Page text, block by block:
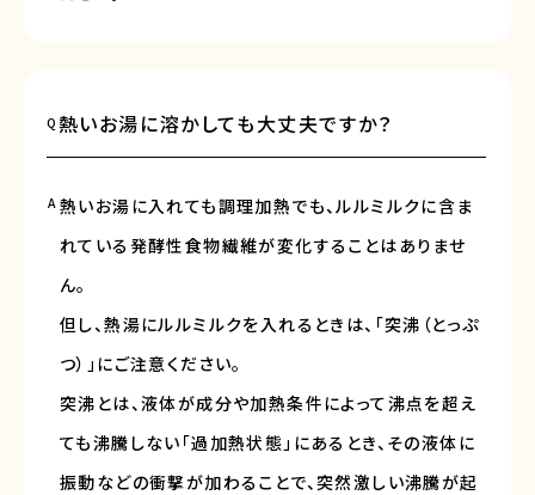
Q 熱いお湯に溶かしても大丈夫ですか？
A 熱いお湯に入れても調理加熱でも、ルルミルクに含ま
れている発酵性食物繊維が変化することはありませ
ん。
但し、熱湯にルルミルクを入れるときは、「突沸（とっぷ
つ）」にご注意ください。
突沸とは、液体が成分や加熱条件によって沸点を超え
ても沸騰しない「過加熱状態」にあるとき、その液体に
振動などの衝撃が加わることで、突然激しい沸騰が起